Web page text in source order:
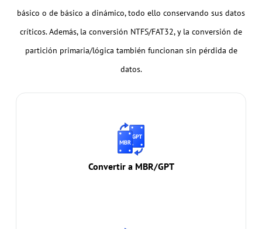
básico o de básico a dinámico, todo ello conservando sus datos
críticos. Además, la conversión NTFS/FAT32, y la conversión de
partición primaria/lógica también funcionan sin pérdida de
datos.
Convertir a MBR/GPT
Convertir MBR a GPT o GPT a MBR sin perder datos
- resuelve problemas como que el disco duro de 3
TB no muestra toda su capacidad, "GPT Protective", o